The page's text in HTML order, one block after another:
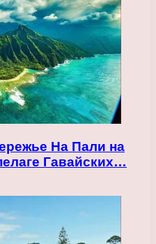
На Пали на
Гавайских…